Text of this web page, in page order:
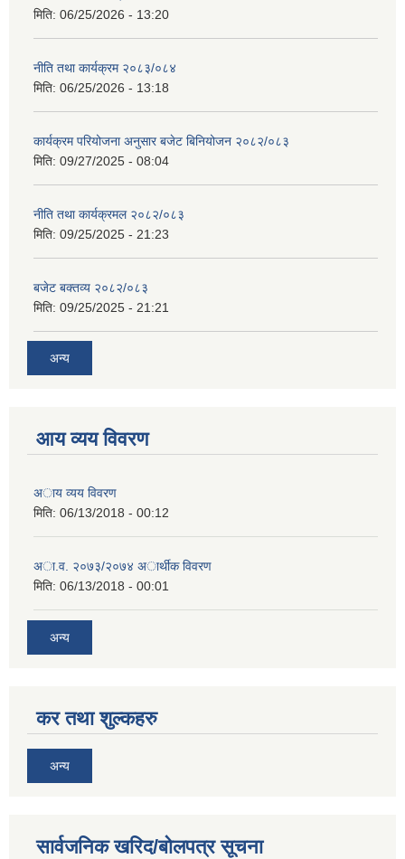
मिति: 06/25/2026 - 13:20
नीति तथा कार्यक्रम २०८३/०८४
मिति: 06/25/2026 - 13:18
कार्यक्रम परियोजना अनुसार बजेट बिनियोजन २०८२/०८३
मिति: 09/27/2025 - 08:04
नीति तथा कार्यक्रमल २०८२/०८३
मिति: 09/25/2025 - 21:23
बजेट बक्तव्य २०८२/०८३
मिति: 09/25/2025 - 21:21
अन्य
आय व्यय विवरण
अाय व्यय विवरण
मिति: 06/13/2018 - 00:12
अा.व. २०७३/२०७४ अार्थीक विवरण
मिति: 06/13/2018 - 00:01
अन्य
कर तथा शुल्कहरु
अन्य
सार्वजनिक खरिद/बोलपत्र सूचना